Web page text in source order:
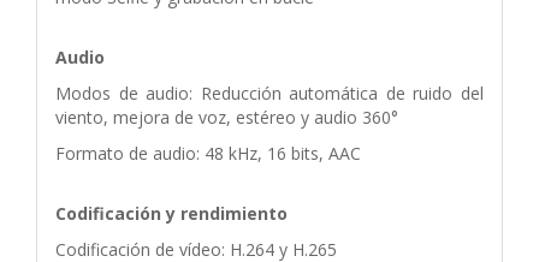
Audio
Modos de audio: Reducción automática de ruido del
viento, mejora de voz, estéreo y audio 360°
Formato de audio: 48 kHz, 16 bits, AAC
Codificación y rendimiento
Codificación de vídeo: H.264 y H.265